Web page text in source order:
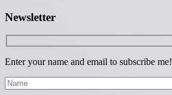
Newsletter
Enter your name and email to subscribe me!